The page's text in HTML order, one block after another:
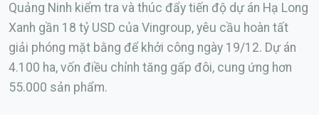
Quảng Ninh kiểm tra và thúc đẩy tiến độ dự án Hạ Long
Xanh gần 18 tỷ USD của Vingroup, yêu cầu hoàn tất
giải phóng mặt bằng để khởi công ngày 19/12. Dự án
4.100 ha, vốn điều chỉnh tăng gấp đôi, cung ứng hơn
55.000 sản phẩm.